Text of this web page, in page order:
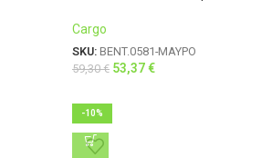
Cargo
SKU: BENT.0581-ΜΑΥΡΟ
59,30€ 53,37€
-10%